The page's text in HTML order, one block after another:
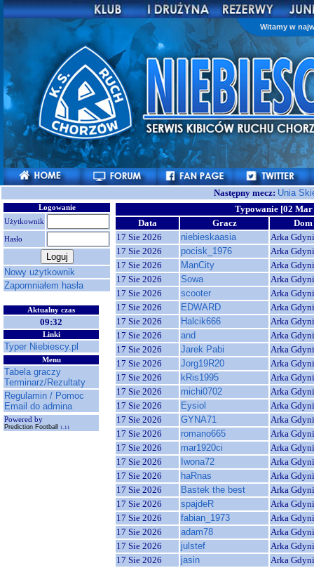
Witamy w
Następny mecz: Unia
Logowanie
Użytkownik
Hasło
Nowy użytkownik
Zapomniałem hasła
Aktualny czas
09:32
Linki
Typer Niebiescy.pl
Menu
Tabela graczy
Terminarz/Rezultaty
Regulamin / Pomoc
Email do admina
Powered by
Prediction Football 1.11
Typowanie [02 Mar
Data
Gracz
Dom
17 Sie 2026
niebieskaasia
Arka
17 Sie 2026
pocisk_1976
Arka
17 Sie 2026
ManCity
Arka
17 Sie 2026
Sowa
Arka
17 Sie 2026
scooter
Arka
17 Sie 2026
EDWARD
Arka
17 Sie 2026
Halcik666
Arka
17 Sie 2026
and
Arka
17 Sie 2026
Jarek Pabi
Arka
17 Sie 2026
Jorg19R20
Arka
17 Sie 2026
kRis1995
Arka
17 Sie 2026
michi0702
Arka
17 Sie 2026
Eysiol
Arka
17 Sie 2026
GYNA71
Arka
17 Sie 2026
romano665
Arka
17 Sie 2026
mar1920ci
Arka
17 Sie 2026
Iwona72
Arka
17 Sie 2026
haRnas
Arka
17 Sie 2026
Bastek the best
Arka
17 Sie 2026
spajdeR
Arka
17 Sie 2026
fabian_1973
Arka
17 Sie 2026
adam78
Arka
17 Sie 2026
julstef
Arka
17 Sie 2026
jasin
Arka